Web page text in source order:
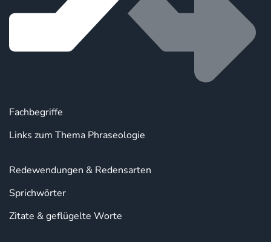
Fachbegriffe
Links zum Thema Phraseologie
Redewendungen & Redensarten
Sprichwörter
Zitate & geflügelte Worte